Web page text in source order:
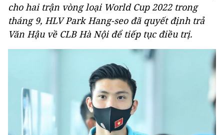
cho hai trận vòng loại World Cup 2022 trong
tháng 9, HLV Park Hang-seo đã quyết định trả
Văn Hậu về CLB Hà Nội để tiếp tục điều trị.